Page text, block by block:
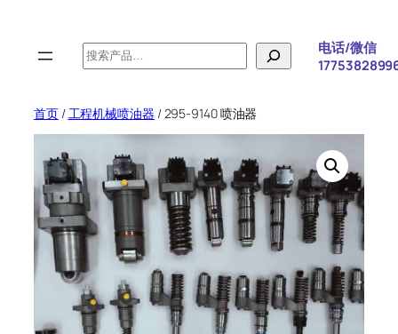
搜
索
电话/微信
首页/ 工程机械喷油器 / 295-9140 喷油器